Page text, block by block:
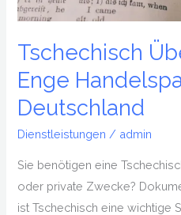
Tschechisch
Enge
Deutschland
Dienstleistungen / admin
Sie benötigen eine
oder private Zwecke?
ist Tschechisch eine wichtige